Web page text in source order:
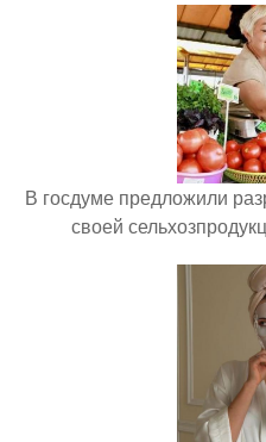
В госдуме предложили
своей